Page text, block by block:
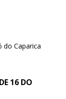
16 DO